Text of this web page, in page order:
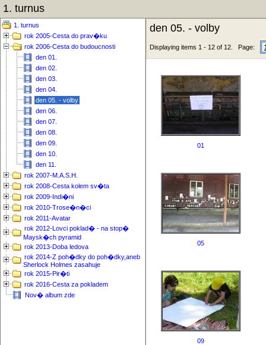
1. turnus
1. turnus
rok 2005-Cesta do prav�ku
rok 2006-Cesta do budoucnosti
den 01.
den 02.
den 03.
den 04.
den 05. - volby
den 06.
den 07.
den 08.
den 09.
den 10.
den 11.
rok 2007-M.A.S.H.
rok 2008-Cesta kolem sv�ta
rok 2009-Indi�ni
rok 2010-Trose�n�ci
rok 2011-Avatar
rok 2012-Lovci poklad� - na stop�
Maysk�ch pyramid
rok 2013-Doba ledova
rok 2014-Z poh�dky do poh�dky,aneb
Sherlock Holmes zasahuje
rok 2015-Pir�ti
rok 2016-Cesta za pokladem
Nov� album zde
den 05. - volby
Displaying items 1 - 12 of 12. Page:
01
05
09